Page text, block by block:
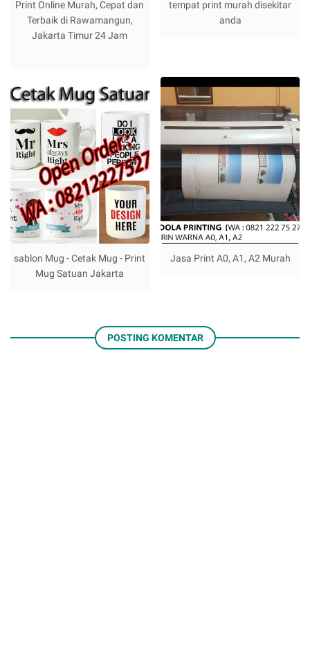
Print Online Murah, Cepat dan
Terbaik di Rawamangun,
Jakarta Timur 24 Jam
tempat print murah disekitar
anda
sablon Mug - Cetak Mug - Print
Mug Satuan Jakarta
Jasa Print A0, A1, A2 Murah
POSTING KOMENTAR